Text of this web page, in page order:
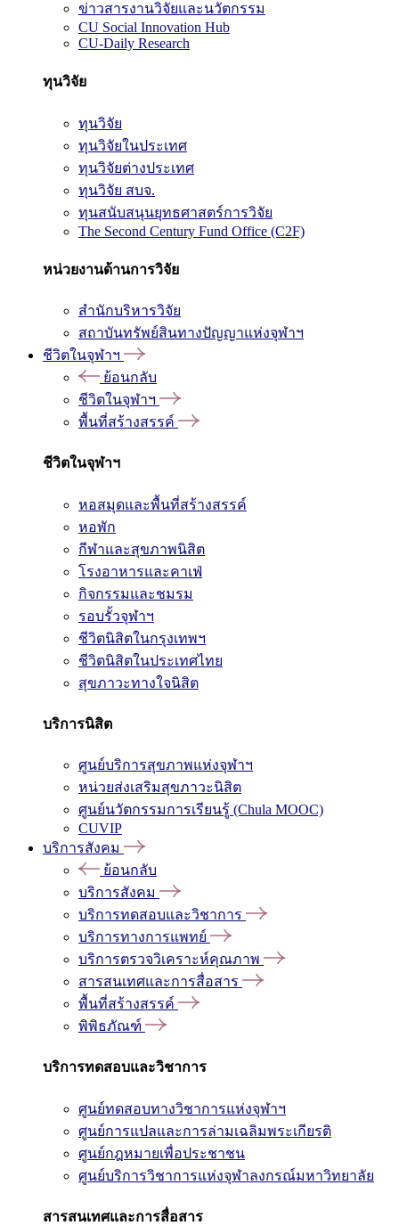
ข่าวสารงานวิจัยและนวัตกรรม
CU Social Innovation Hub
CU-Daily Research
ทุนวิจัย
ทุนวิจัย
ทุนวิจัยในประเทศ
ทุนวิจัยต่างประเทศ
ทุนวิจัย สบจ.
ทุนสนับสนุนยุทธศาสตร์การวิจัย
The Second Century Fund Office (C2F)
หน่วยงานด้านการวิจัย
สำนักบริหารวิจัย
สถาบันทรัพย์สินทางปัญญาแห่งจุฬาฯ
ชีวิตในจุฬาฯ
ย้อนกลับ
ชีวิตในจุฬาฯ
พื้นที่สร้างสรรค์
ชีวิตในจุฬาฯ
หอสมุดและพื้นที่สร้างสรรค์
หอพัก
กีฬาและสุขภาพนิสิต
โรงอาหารและคาเฟ่
กิจกรรมและชมรม
รอบรั้วจุฬาฯ
ชีวิตนิสิตในกรุงเทพฯ
ชีวิตนิสิตในประเทศไทย
สุขภาวะทางใจนิสิต
บริการนิสิต
ศูนย์บริการสุขภาพแห่งจุฬาฯ
หน่วยส่งเสริมสุขภาวะนิสิต
ศูนย์นวัตกรรมการเรียนรู้ (Chula MOOC)
CUVIP
บริการสังคม
ย้อนกลับ
บริการสังคม
บริการทดสอบและวิชาการ
บริการทางการแพทย์
บริการตรวจวิเคราะห์คุณภาพ
สารสนเทศและการสื่อสาร
พื้นที่สร้างสรรค์
พิพิธภัณฑ์
บริการทดสอบและวิชาการ
ศูนย์ทดสอบทางวิชาการแห่งจุฬาฯ
ศูนย์การแปลและการล่ามเฉลิมพระเกียรติ
ศูนย์กฎหมายเพื่อประชาชน
ศูนย์บริการวิชาการแห่งจุฬาลงกรณ์มหาวิทยาลัย
สารสนเทศและการสื่อสาร